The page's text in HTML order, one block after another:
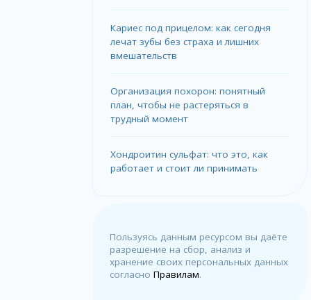
Кариес под прицелом: как сегодня
лечат зубы без страха и лишних
вмешательств
Организация похорон: понятный
план, чтобы не растеряться в
трудный момент
Хондроитин сульфат: что это, как
работает и стоит ли принимать
Пользуясь данным ресурсом вы даёте
разрешение на сбор, анализ и
хранение своих персональных данных
согласноПравилам.